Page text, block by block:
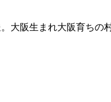
大阪生まれ大阪育ちの